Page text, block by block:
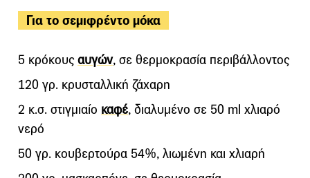
Για το σεμιφρέντο μόκα
5 κρόκους αυγών, σε θερμοκρασία περιβάλλοντος
120 γρ. κρυσταλλική ζάχαρη
2 κ.σ. στιγμιαίο καφέ, διαλυμένο σε 50 ml χλιαρό
νερό
50 γρ. κουβερτούρα 54%, λιωμένη και χλιαρή